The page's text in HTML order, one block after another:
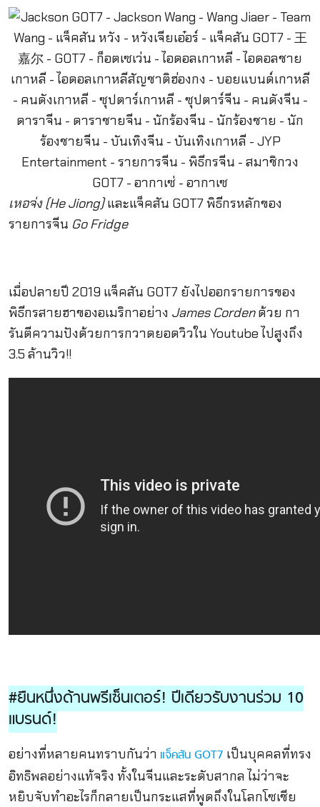
เหอจ่ง (He Jiong)และแจ็คสัน GOT7 พิธีกรหลักของ
รายการจีน Go Fridge
เมื่อปลายปี 2019 แจ็คสัน GOT7 ยังไปออกรายการของ
พิธีกรสายฮาของอเมริกาอย่าง James Cordenด้วย กา
รันตีความปังด้วยการกวาดยอดวิวใน Youtube ไปสูงถึง
3.5 ล้านวิว!!
#ยืนหนึ่งด้านพรีเซ็นเตอร์! ปีเดียวรับงานร่วม 10
แบรนด์!
อย่างที่หลายคนทราบกันว่า แจ็คสัน GOT7 เป็นบุคคลที่ทรง
อิทธิพลอย่างแท้จริง ทั้งในจีนและระดับสากล ไม่ว่าจะ
หยิบจับทำอะไรก็กลายเป็นกระแสที่พูดถึงในโลกโซเชีย